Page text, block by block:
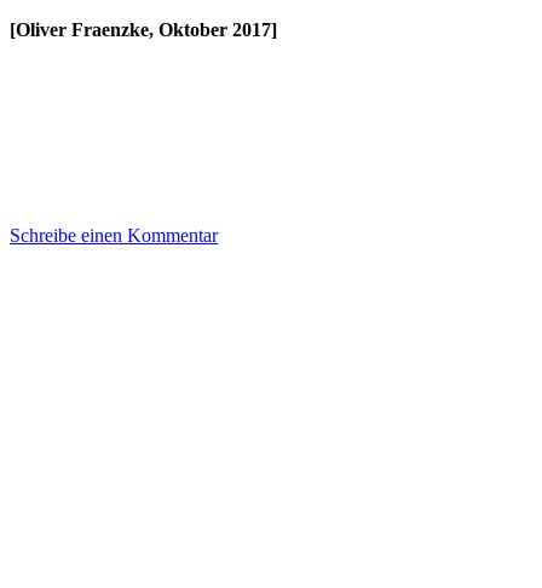
[Oliver Fraenzke, Oktober 2017]
Schreibe einen Kommentar